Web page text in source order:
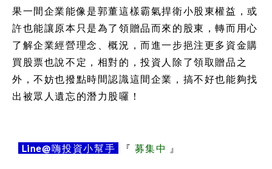
果一間企業能像是郭董這樣霸氣捍衛小股東權益，或
許也能讓原本只是為了領贈品而來的股東，轉而用心
了解企業經營理念、概況，而進一步挹注更多資金購
買股票也說不定，相對的，投資人除了領取贈品之
外，不妨也撥點時間認識這間企業，搞不好也能夠找
出被眾人遺忘的潛力股囉！
Line@嗨投資小幫手 『 募集中 』